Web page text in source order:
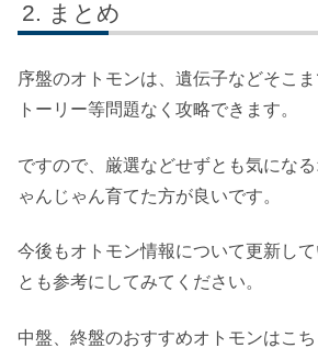
まとめ
序盤のオトモンは、遺伝子などそこ
トーリー等問題なく攻略できます。
ですので、厳選などせずとも気にな
ゃんじゃん育てた方が良いです。
今後もオトモン情報について更新し
とも参考にしてみてください。
中盤、終盤のおすすめオトモンはこち